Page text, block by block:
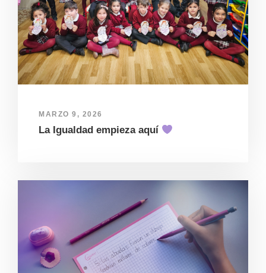
MARZO 9, 2026
La Igualdad empieza aquí